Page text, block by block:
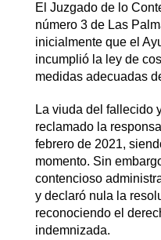
El Juzgado de lo
número 3 de Las
inicialmente que el
incumplió la ley de
medidas adecuadas
La viuda del fallecido
reclamado la
febrero de 2021,
momento. Sin
contencioso
y declaró nula la
reconociendo el
indemnizada.